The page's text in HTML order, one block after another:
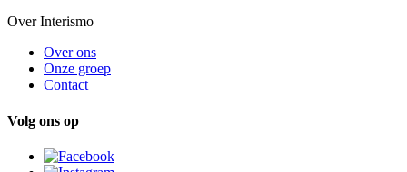
Over Interismo
Over ons
Onze groep
Contact
Volg ons op